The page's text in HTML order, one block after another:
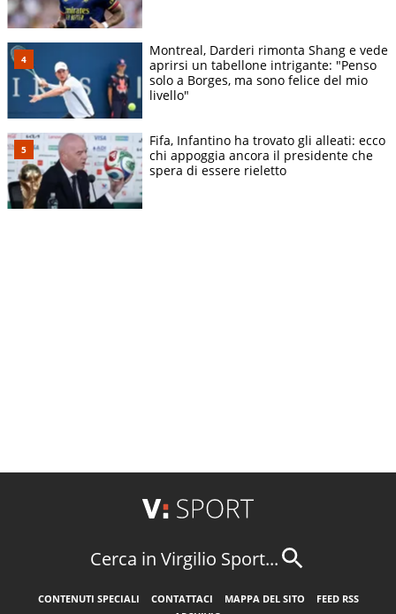
Montreal, Darderi rimonta Shang e vede
aprirsi un tabellone intrigante: "Penso
solo a Borges, ma sono felice del mio
livello"
Fifa, Infantino ha trovato gli alleati: ecco
chi appoggia ancora il presidente che
spera di essere rieletto
Cerca in Virgilio Sport...
CONTENUTI SPECIALI CONTATTACI MAPPA DEL SITO
FEED RSS